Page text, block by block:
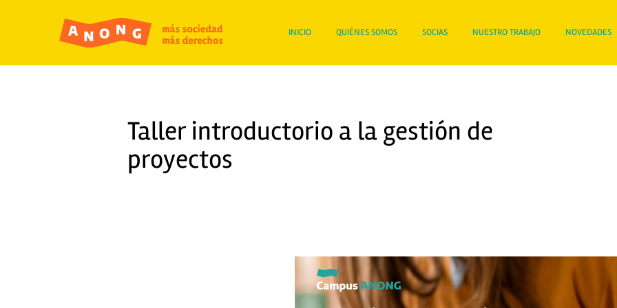
INICIO QUIÉNES SOMOS SOCIAS NUESTRO TRABAJO NOVEDADES
Taller introductorio a la gestión de
proyectos